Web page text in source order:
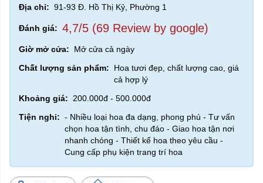
Địa chỉ: 91-93 Đ. Hồ Thị Kỷ, Phường 1
Đánh giá: 4,7/5 (69 Review by google)
Giờ mở cửa:
Mở cửa cả ngày
Chất lượng sản phẩm:
Hoa tươi đẹp, chất lượng cao, giá
cả hợp lý
Khoảng giá:
200.000đ - 500.000đ
Tiện nghi: - Nhiều loại hoa đa dạng, phong phú - Tư vấn
chọn hoa tận tình, chu đáo - Giao hoa tận nơi
nhanh chóng - Thiết kế hoa theo yêu cầu -
Cung cấp phụ kiện trang trí hoa